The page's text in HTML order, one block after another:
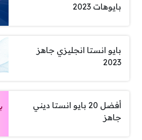
بايوهات 2023
بايو انستا انجليزي جاهز
2023
أفضل 20 بايو انستا ديني
جاهز